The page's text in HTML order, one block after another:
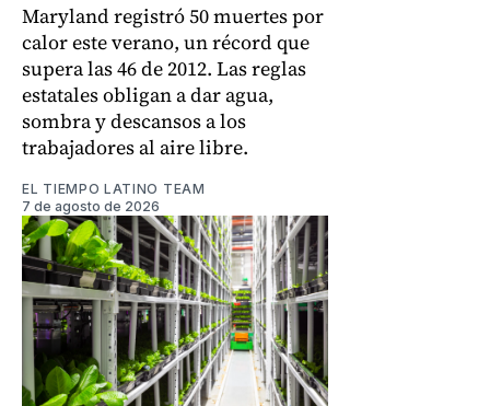
Maryland registró 50 muertes por
calor este verano, un récord que
supera las 46 de 2012. Las reglas
estatales obligan a dar agua,
sombra y descansos a los
trabajadores al aire libre.
EL TIEMPO LATINO TEAM
7 de agosto de 2026